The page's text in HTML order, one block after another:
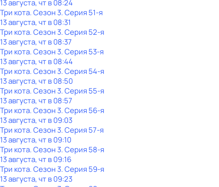
13 августа, чт в 08:24
Три кота. Сезон 3. Серия 51-я
13 августа, чт в 08:31
Три кота. Сезон 3. Серия 52-я
13 августа, чт в 08:37
Три кота. Сезон 3. Серия 53-я
13 августа, чт в 08:44
Три кота. Сезон 3. Серия 54-я
13 августа, чт в 08:50
Три кота. Сезон 3. Серия 55-я
13 августа, чт в 08:57
Три кота. Сезон 3. Серия 56-я
13 августа, чт в 09:03
Три кота. Сезон 3. Серия 57-я
13 августа, чт в 09:10
Три кота. Сезон 3. Серия 58-я
13 августа, чт в 09:16
Три кота. Сезон 3. Серия 59-я
13 августа, чт в 09:23